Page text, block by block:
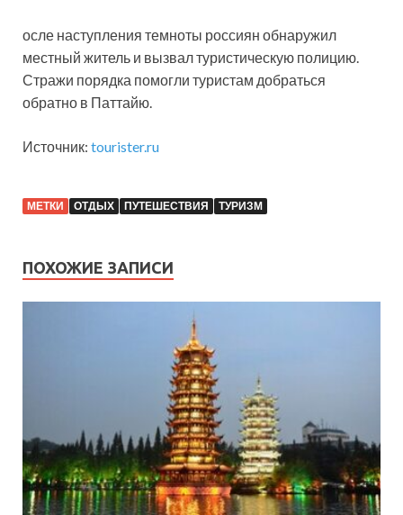
осле наступления темноты россиян обнаружил
местный житель и вызвал туристическую полицию.
Стражи порядка помогли туристам добраться
обратно в Паттайю.
Источник: tourister.ru
МЕТКИ ОТДЫХ ПУТЕШЕСТВИЯ ТУРИЗМ
ПОХОЖИЕ ЗАПИСИ